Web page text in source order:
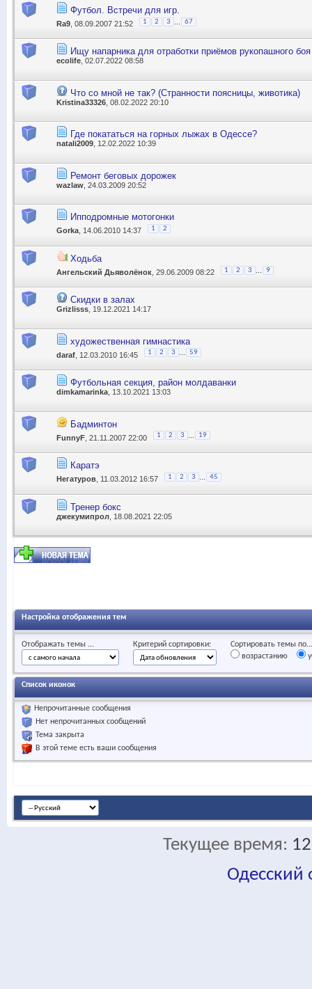
Футбол. Встречи для игр.
Ra9 , 08.09.2007 21:52 1 2 3 67
Ищу напарника для отработки приёмов рукопашного боя
ecolife, 02.07.2022 08:58
Что со мной не так? (Странности поясницы, животика)
Kristina33326 , 08.02.2022 20:10
Где покататься на горных лыжах в Одессе?
natali2009 , 12.02.2022 10:39
Ремонт беговых дорожек
wazlaw , 24.03.2009 20:52
Ипподромные мотогонки
Gorka , 14.06.2010 14:37 1 2
Ходьба
Ангельский Дьяволёнок , 29.06.2009 08:22 1 2 3 9
Скидки в залах
Grizlisss , 19.12.2021 14:17
художественная гимнастика
daraf , 12.03.2010 16:45 1 2 3 ... 59
Футбольная секция, район молдаванки
dimkamarinka , 13.10.2021 13:03
Бадминтон
FunnyF , 21.11.2007 22:00 1 2 3 19
Каратэ
Негатуров , 11.03.2012 16:57 1 2 3 45
Тренер бокс
джекумипрол , 18.08.2021 22:05
Настройка отображения тем
Отображать темы ... Критерий сортировки:
Сортировать темы по...
возрастанию
Список иконок
Непрочитанные сообщения
Нет непрочитанных сообщений
Тема закрыта
В этой теме есть ваши сообщения
Текущее время:
Одесский